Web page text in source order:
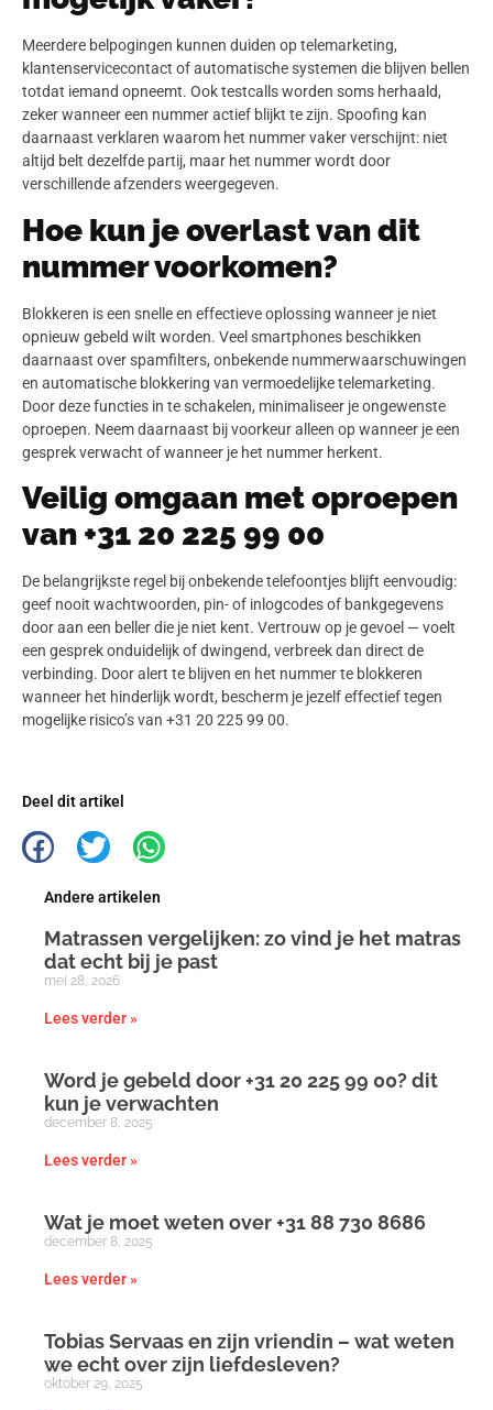
Meerdere belpogingen kunnen duiden op telemarketing,
klantenservicecontact of automatische systemen die blijven bellen
totdat iemand opneemt. Ook testcalls worden soms herhaald,
zeker wanneer een nummer actief blijkt te zijn. Spoofing kan
daarnaast verklaren waarom het nummer vaker verschijnt: niet
altijd belt dezelfde partij, maar het nummer wordt door
verschillende afzenders weergegeven.
Hoe kun je overlast van dit
nummer voorkomen?
Blokkeren is een snelle en effectieve oplossing wanneer je niet
opnieuw gebeld wilt worden. Veel smartphones beschikken
daarnaast over spamfilters, onbekende nummerwaarschuwingen
en automatische blokkering van vermoedelijke telemarketing.
Door deze functies in te schakelen, minimaliseer je ongewenste
oproepen. Neem daarnaast bij voorkeur alleen op wanneer je een
gesprek verwacht of wanneer je het nummer herkent.
Veilig omgaan met oproepen
van +31 20 225 99 00
De belangrijkste regel bij onbekende telefoontjes blijft eenvoudig:
geef nooit wachtwoorden, pin- of inlogcodes of bankgegevens
door aan een beller die je niet kent. Vertrouw op je gevoel — voelt
een gesprek onduidelijk of dwingend, verbreek dan direct de
verbinding. Door alert te blijven en het nummer te blokkeren
wanneer het hinderlijk wordt, bescherm je jezelf effectief tegen
mogelijke risico’s van +31 20 225 99 00.
Deel dit artikel
Andere artikelen
Matrassen vergelijken: zo vind je het matras
dat echt bij je past
mei 28, 2026
Lees verder »
Word je gebeld door +31 20 225 99 00? dit
kun je verwachten
december 8, 2025
Lees verder »
Wat je moet weten over +31 88 730 8686
december 8, 2025
Lees verder »
Tobias Servaas en zijn vriendin – wat weten
we echt over zijn liefdesleven?
oktober 29, 2025